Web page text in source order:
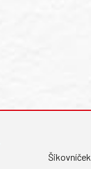
Šikovníček